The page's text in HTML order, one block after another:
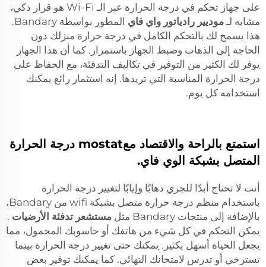
على جهاز تحكم في درجة الحرارة عبر الـ Wi-Fi هو قرار ذكي،
مشابه لـ موديير رادياتور واي فاي
المطور بواسطة Bandary.
هذا يسمح لك بالتحكم الكامل في درجة حرارة منزلك دون
الحاجة إلى الذهاب وضبط الجهاز باستمرار. كما أن هذا الجهاز
يوفر لك الكثير من التوفير في تكاليف التدفئة، مع الحفاظ على
درجة الحرارة المناسبة التي تريدها. إنه استثمار رائع يمكنك
استخدامه كل يوم.
استمتع بالراحة والاقتصاد معmostat درجة الحرارة
المتصل بشبكة الوي فاي.
أنت لا تحتاج أبدًا للجري ذهابًا وإيابًا لتغيير درجة الحرارة
باستخدام منظم درجة حرارة متصل بشبكة wifi من Bandary،
بالإضافة إلى منتجات Bandary مثل
مستشعر تدفئة الأرضيات .
يمكن التحكم في كل شيء من هاتفك أو حاسوبك المحمول، مما
يجعل الحياة أسهل بكثير. يمكنك حتى تغيير درجة الحرارة بينما
تسترخي أو تدرس لامتحانك النهائي. كما يمكنك توفير بعض